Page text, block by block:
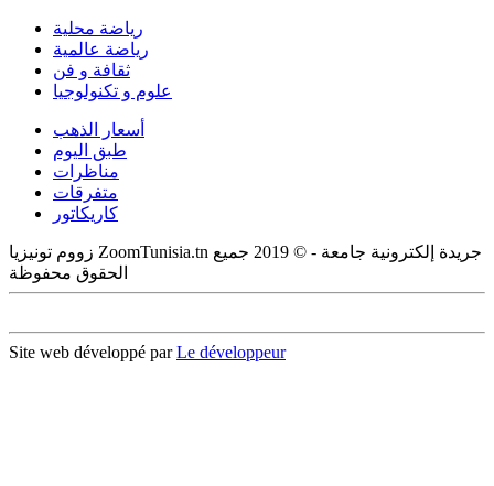
رياضة محلية
رياضة عالمية
ثقافة و فن
علوم و تكنولوجيا
أسعار الذهب
طبق اليوم
مناظرات
متفرقات
كاريكاتور
زووم تونيزيا ZoomTunisia.tn جريدة إلكترونية جامعة - © 2019 جميع
الحقوق محفوظة
Site web développé parLe développeur